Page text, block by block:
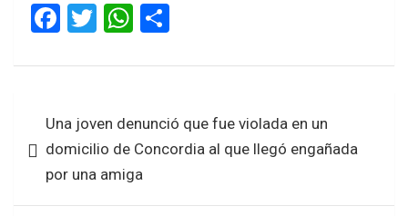
F
ce
o
o
T
tt
W
at
A
p
p
ar
entradas
Una joven denunció que fue violada en un
domicilio de Concordia al que llegó engañada
por una amiga